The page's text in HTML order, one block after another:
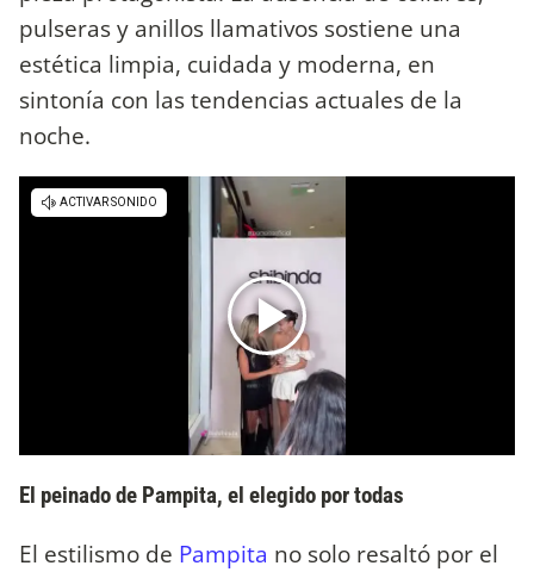
pulseras y anillos llamativos sostiene una
estética limpia, cuidada y moderna, en
sintonía con las tendencias actuales de la
noche.
El peinado de Pampita, el elegido por todas
El estilismo de Pampita no solo resaltó por el